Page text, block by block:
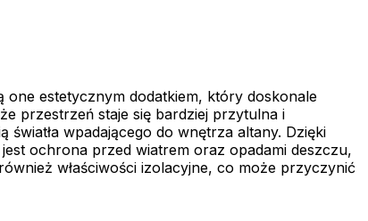
one estetycznym dodatkiem, który doskonale
przestrzeń staje się bardziej przytulna i
wpadającego do wnętrza altany. Dzięki
ochrona przed wiatrem oraz opadami deszczu,
właściwości izolacyjne, co może przyczynić